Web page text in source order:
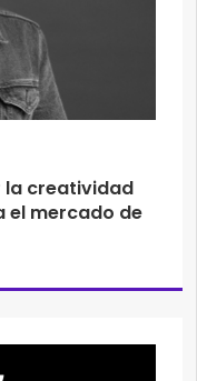
la creatividad
el mercado de